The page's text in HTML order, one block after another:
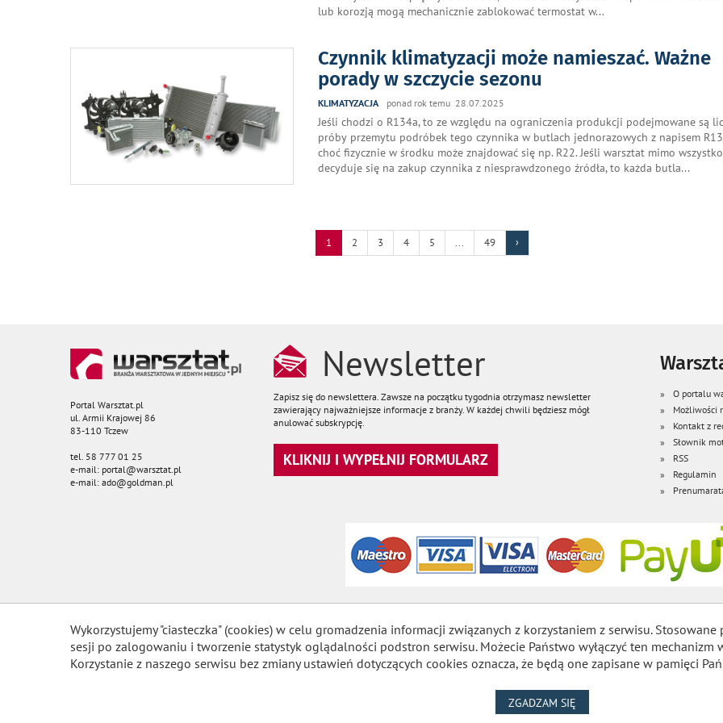
lub korozją mogą mechanicznie zablokować termostat w...
Czynnik klimatyzacji może namieszać. Ważne
porady w szczycie sezonu
KLIMATYZACJA ponad rok temu 28.07.2025
Jeśli chodzi o R134a, to ze względu na ograniczenia produkcji podejmowane są
próby przemytu podróbek tego czynnika w butlach jednorazowych z napisem
choć fizycznie w środku może znajdować się np. R22. Jeśli warsztat mimo wszystko
decyduje się na zakup czynnika z niesprawdzonego źródła, to każda butla...
1 2 3 4 5 ... 49 ›
Portal Warsztat.pl
ul. Armii Krajowej 86
83-110 Tczew
tel. 58 777 01 25
e-mail: portal@warsztat.pl
e-mail: ado@goldman.pl
Newsletter
Zapisz się do newslettera. Zawsze na początku tygodnia otrzymasz newsletter
zawierający najważniejsze informacje z branży. W każdej chwili będziesz mógł
anulować subskrypcję.
KLIKNIJ I WYPEŁNIJ FORMULARZ
O portalu
Możliwości
Kontakt z
Słownik
RSS
Regulamin
Wykorzystujemy "ciasteczka" (cookies) w celu gromadzenia informacji związanych z korzystaniem z serwisu.
sesji po zalogowaniu i tworzenie statystyk oglądalności podstron serwisu. Możecie Państwo wyłączyć ten
Korzystanie z naszego serwisu bez zmiany ustawień dotyczących cookies oznacza, że będą one zapisane w pamięci
ZGADZAM SIĘ